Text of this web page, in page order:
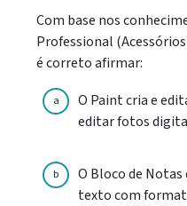
Com base nos
Professional
é correto afirmar:
a
O Paint cria e
editar fotos
b
O Bloco de
texto com